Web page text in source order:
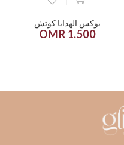
بوكس الهدايا كوتش
1.500 OMR